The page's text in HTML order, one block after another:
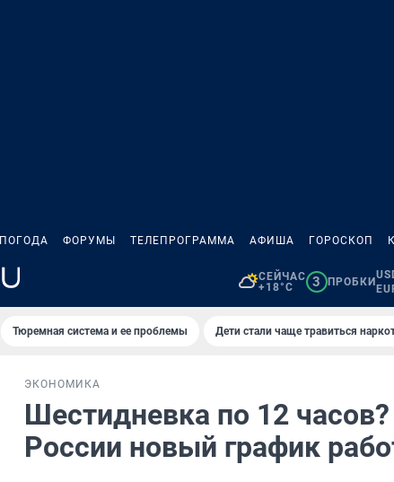
ПОГОДА ФОРУМЫ ТЕЛЕПРОГРАММА АФИША ГОРОСКОП
СЕЙЧАС
+18°C
3 ПРОБКИ
Тюремная система и ее проблемы Дети стали чаще травиться
ЭКОНОМИКА
Шестидневка по 12
России новый график